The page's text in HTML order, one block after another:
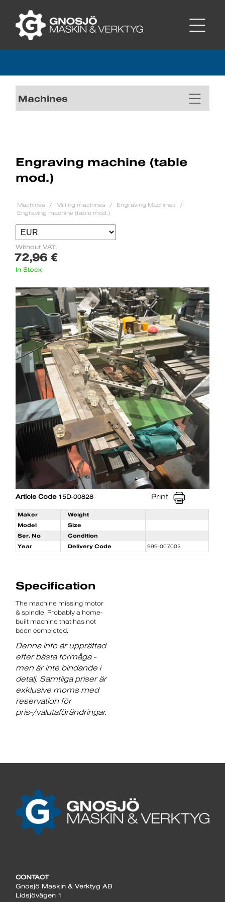
Machines
Engraving machine (table
mod.)
Machines Milling machines
Engraving Machines
Engraving machine (table mod.)
Without VAT:
72,96 €
In Stock
Article Code15D-00828 Print
Maker
Weight
Model
Size
Ser. No
Condition
Year
Delivery Code 999-007002
Specification
The machine missing motor
& spindle. Probably a home-
built machine that has not
been completed.
Denna info är upprättad
efter bästa förmåga -
men är inte bindande i
detalj. Samtliga priser är
exklusive moms med
reservation för
pris-/valutaförändringar.
CONTACT
Gnosjö Maskin & Verktyg AB
Lidsjövägen 1